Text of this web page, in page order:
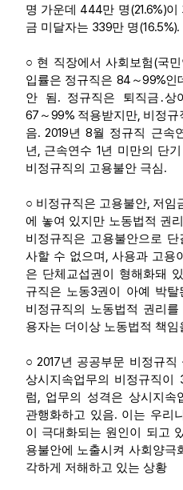
명 가운데 444만 명(21.6%)이
금 미달자는 339만 명(16.5%).
○ 현 직장에서 사회보험(국
입률은 정규직은 84 ～99%인
안 됨. 정규직은 퇴직금 ․상
67 ～99% 적용받지만, 비정
음. 2019년8월 정규직 근속
년 , 근속연수 1년 미만의 단
비정규직의 고용불안 극심.
○ 비정규직은 고용불안, 저임
에 놓여 있지만 노동법적 권
비정규직은 고용불안으로
사할 수 없으며 ,사용과 고용
은 단체교섭권이 형해화돼
규직은 노동3권이 아예 박탈
비정규직의 노동법적 권리
용자는 더이상 노동법적 책임
○2017년 공공부문 비정규직
상시지속업무의 비정규직이
럼, 업무의 성격은 상시지속
관행화하고 있음. 이는 우리
이 극대화되는 원인이 되고
용불안에 노출시켜 사회양극
각하게 저해하고 있는 상황